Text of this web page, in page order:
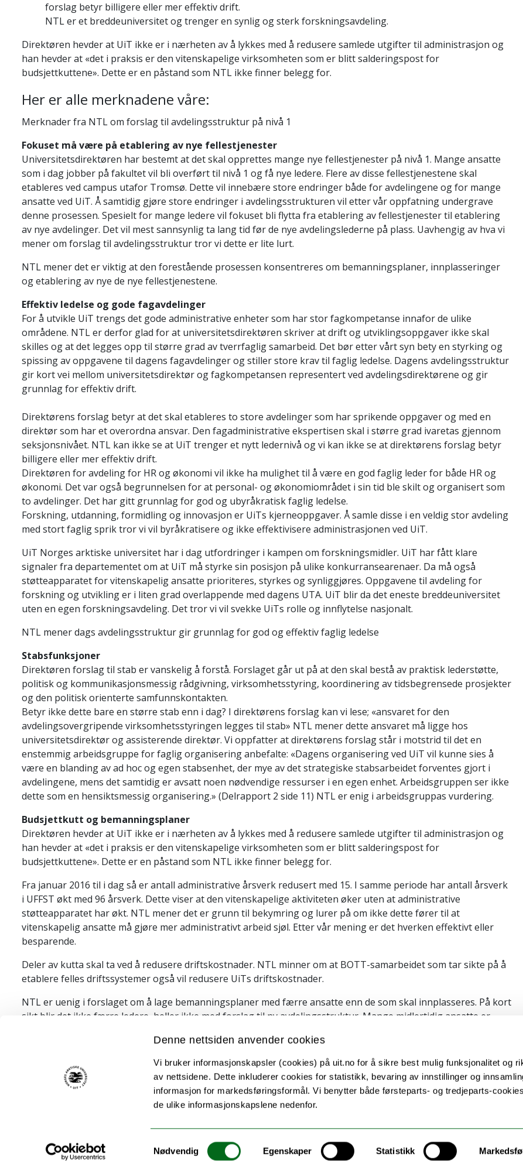
Denne nettsiden anvender cookies
Vi bruker informasjonskapsler (cookies) på uit.no for å sikre best mulig funksjonalitet og
av nettsidene. Dette inkluderer cookies for statistikk, bevaring av innstillinger og
informasjon for markedsføringsformål. Vi benytter både førsteparts- og tredjeparts-
de ulike informasjonskapslene nedenfor.
Samtykkevalg
Nødvendig Egenskaper Statistikk
forslag betyr billigere eller mer effektiv drift.
NTL er et breddeuniversitet og trenger en synlig og sterk forskningsavdeling.
Direktøren hevder at UiT ikke er i nærheten av å lykkes med å redusere samlede utgifter til administrasjon og
han hevder at «det i praksis er den vitenskapelige virksomheten som er blitt salderingspost for
budsjettkuttene». Dette er en påstand som NTL ikke finner belegg for.
Her er alle merknadene våre:
Merknader fra NTL om forslag til avdelingsstruktur på nivå 1
Fokuset må være på etablering av nye fellestjenester
Universitetsdirektøren har bestemt at det skal opprettes mange nye fellestjenester på nivå 1. Mange ansatte
som i dag jobber på fakultet vil bli overført til nivå 1 og få nye ledere. Flere av disse fellestjenestene skal
etableres ved campus utafor Tromsø. Dette vil innebære store endringer både for avdelingene og for mange
ansatte ved UiT. Å samtidig gjøre store endringer i avdelingsstrukturen vil etter vår oppfatning undergrave
denne prosessen. Spesielt for mange ledere vil fokuset bli flytta fra etablering av fellestjenester til etablering
av nye avdelinger. Det vil mest sannsynlig ta lang tid før de nye avdelingslederne på plass. Uavhengig av hva vi
mener om forslag til avdelingsstruktur tror vi dette er lite lurt.
NTL mener det er viktig at den forestående prosessen konsentreres om bemanningsplaner, innplasseringer
og etablering av nye de nye fellestjenestene.
Effektiv ledelse og gode fagavdelinger
For å utvikle UiT trengs det gode administrative enheter som har stor fagkompetanse innafor de ulike
områdene. NTL er derfor glad for at universitetsdirektøren skriver at drift og utviklingsoppgaver ikke skal
skilles og at det legges opp til større grad av tverrfaglig samarbeid. Det bør etter vårt syn bety en styrking og
spissing av oppgavene til dagens fagavdelinger og stiller store krav til faglig ledelse. Dagens avdelingsstruktur
gir kort vei mellom universitetsdirektør og fagkompetansen representert ved avdelingsdirektørene og gir
grunnlag for effektiv drift.
Direktørens forslag betyr at det skal etableres to store avdelinger som har sprikende oppgaver og med en
direktør som har et overordna ansvar. Den fagadministrative ekspertisen skal i større grad ivaretas gjennom
seksjonsnivået. NTL kan ikke se at UiT trenger et nytt ledernivå og vi kan ikke se at direktørens forslag betyr
billigere eller mer effektiv drift.
Direktøren for avdeling for HR og økonomi vil ikke ha mulighet til å være en god faglig leder for både HR og
økonomi. Det var også begrunnelsen for at personal- og økonomiområdet i sin tid ble skilt og organisert som
to avdelinger. Det har gitt grunnlag for god og ubyråkratisk faglig ledelse.
Forskning, utdanning, formidling og innovasjon er UiTs kjerneoppgaver. Å samle disse i en veldig stor avdeling
med stort faglig sprik tror vi vil byråkratisere og ikke effektivisere administrasjonen ved UiT.
UiT Norges arktiske universitet har i dag utfordringer i kampen om forskningsmidler. UiT har fått klare
signaler fra departementet om at UiT må styrke sin posisjon på ulike konkurransearenaer. Da må også
støtteapparatet for vitenskapelig ansatte prioriteres, styrkes og synliggjøres. Oppgavene til avdeling for
forskning og utvikling er i liten grad overlappende med dagens UTA. UiT blir da det eneste breddeuniversitet
uten en egen forskningsavdeling. Det tror vi vil svekke UiTs rolle og innflytelse nasjonalt.
NTL mener dags avdelingsstruktur gir grunnlag for god og effektiv faglig ledelse
Stabsfunksjoner
Direktøren forslag til stab er vanskelig å forstå. Forslaget går ut på at den skal bestå av praktisk lederstøtte,
politisk og kommunikasjonsmessig rådgivning, virksomhetsstyring, koordinering av tidsbegrensede prosjekter
og den politisk orienterte samfunnskontakten.
Betyr ikke dette bare en større stab enn i dag? I direktørens forslag kan vi lese; «ansvaret for den
avdelingsovergripende virksomhetsstyringen legges til stab» NTL mener dette ansvaret må ligge hos
universitetsdirektør og assisterende direktør. Vi oppfatter at direktørens forslag står i motstrid til det en
enstemmig arbeidsgruppe for faglig organisering anbefalte: «Dagens organisering ved UiT vil kunne sies å
være en blanding av ad hoc og egen stabsenhet, der mye av det strategiske stabsarbeidet forventes gjort i
avdelingene, mens det samtidig er avsatt noen nødvendige ressurser i en egen enhet. Arbeidsgruppen ser ikke
dette som en hensiktsmessig organisering.» (Delrapport 2 side 11) NTL er enig i arbeidsgruppas vurdering.
Budsjettkutt og bemanningsplaner
Direktøren hevder at UiT ikke er i nærheten av å lykkes med å redusere samlede utgifter til administrasjon og
han hevder at «det i praksis er den vitenskapelige virksomheten som er blitt salderingspost for
budsjettkuttene». Dette er en påstand som NTL ikke finner belegg for.
Fra januar 2016 til i dag så er antall administrative årsverk redusert med 15. I samme periode har antall årsverk
i UFFST økt med 96 årsverk. Dette viser at den vitenskapelige aktiviteten øker uten at administrative
støtteapparatet har økt. NTL mener det er grunn til bekymring og lurer på om ikke dette fører til at
vitenskapelig ansatte må gjøre mer administrativt arbeid sjøl. Etter vår mening er det hverken effektivt eller
besparende.
Deler av kutta skal ta ved å redusere driftskostnader. NTL minner om at BOTT-samarbeidet som tar sikte på å
etablere felles driftssystemer også vil redusere UiTs driftskostnader.
NTL er uenig i forslaget om å lage bemanningsplaner med færre ansatte enn de som skal innplasseres. På kort
sikt blir det ikke færre ledere, heller ikke med forslag til ny avdelingsstruktur. Mange midlertidig ansatte er
etablert og nye digitale løsninger er på plass. Hvordan ivareta arbeidsmiljøet og de ansatte på en god måte
hvis mange føler at de egentlig er «overtallige»?
Campusorganisering og oppgaver
NTL er fornøyd med forslag til campusadministrasjon og organisering i det framlagte forslaget.
forskningsmiljøer også prioriterer formidlingsarbeid. Dette forutsetter etter vår mening et støtteapparat også